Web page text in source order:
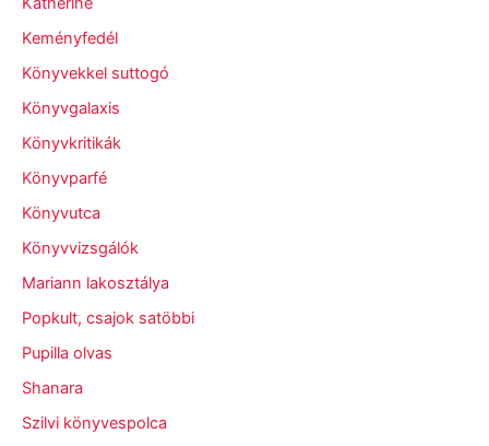
Keményfedél
Könyvekkel suttogó
Könyvgalaxis
Könyvkritikák
Könyvparfé
Könyvutca
Könyvvizsgálók
Mariann lakosztálya
Popkult, csajok satöbbi
Pupilla olvas
Shanara
Szilvi könyvespolca